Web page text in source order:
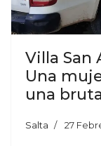
Villa San
Una
una
Salta 27